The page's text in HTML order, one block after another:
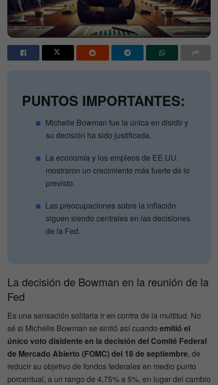
PUNTOS IMPORTANTES:
Michelle Bowman fue la única en disidir y
su decisión ha sido justificada.
La economía y los empleos de EE.UU.
mostraron un crecimiento más fuerte de lo
previsto.
Las preocupaciones sobre la inflación
siguen siendo centrales en las decisiones
de la Fed.
La decisión de Bowman en la reunión de la
Fed
Es una sensación solitaria ir en contra de la multitud. No
sé si Michelle Bowman se sintió así cuando emitió el
único voto disidente en la decisión del Comité Federal
de Mercado Abierto (FOMC) del 18 de septiembre, de
reducir su objetivo de fondos federales en medio punto
porcentual, a un rango de 4,75% a 5%, en lugar del cambio